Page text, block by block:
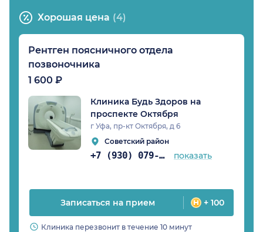
Хорошая цена (4)
Рентген поясничного отдела
позвоночника
1 600 ₽
Клиника Будь Здоров на
проспекте Октября
г Уфа, пр-кт Октября, д 6
Советский район
+7 (930) 079-05-21 показать
Записаться на прием + 100
Клиника перезвонит в течение 10 минут